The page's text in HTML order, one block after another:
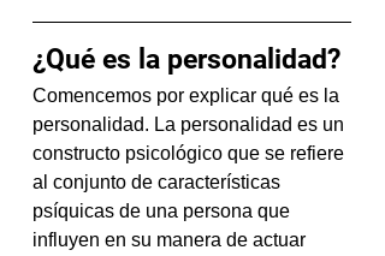
¿Qué es la personalidad?
Comencemos por explicar qué es la
personalidad. La personalidad es un
constructo psicológico que se refiere
al conjunto de características
psíquicas de una persona que
influyen en su manera de actuar